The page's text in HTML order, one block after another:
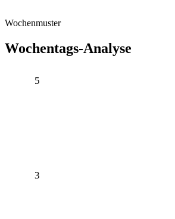
Wochenmuster
Wochentags-Analyse
3
5